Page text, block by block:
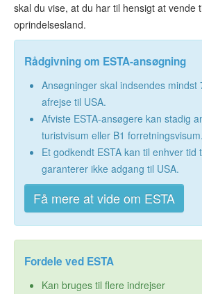
skal du vise, at du har til hensigt at vende
oprindelsesland.
Rådgivning om ESTA-ansøgning
Ansøgninger skal indsendes mindst
afrejse til USA.
Afviste ESTA-ansøgere kan stadig
turistvisum eller B1 forretningsvisum.
Et godkendt ESTA kan til enhver tid
garanterer ikke adgang til USA.
Få mere at vide om ESTA
Fordele ved ESTA
Kan bruges til flere indrejser